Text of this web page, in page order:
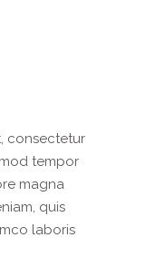
consectetur
tempor
magna
quis
laboris